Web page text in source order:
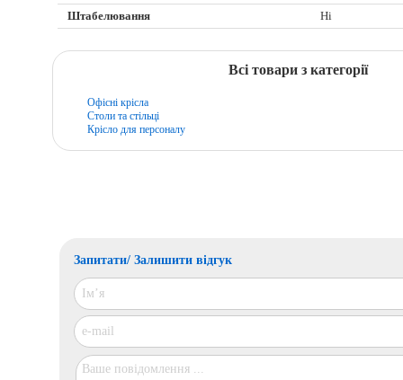
Штабелювання
Ні
Всі товари з категорії
Офісні крісла
Столи та стільці
Крісло для персоналу
Запитати/ Залишити відгук